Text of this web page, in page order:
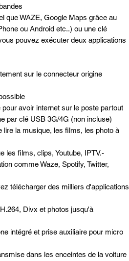
que WAZE, Google Maps grâce au
ou Android etc..) ou une clé
pouvez exécuter deux applications
sur le connecteur origine
avoir internet sur le poste partout
par clé USB 3G/4G (non incluse)
lire la musique, les films, les photo à
les films, clips, Youtube, IPTV.-
comme Waze, Spotify, Twitter,
télécharger des milliers d'applications
Divx et photos jusqu'à
intégré et prise auxiliaire pour micro
dans les enceintes de la voiture